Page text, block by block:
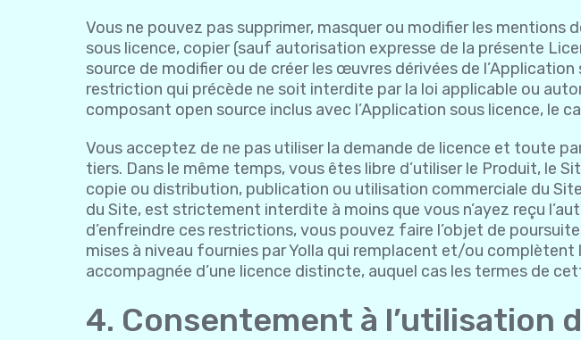
Vous ne pouvez pas supprimer, masquer ou modifier les
sous licence, copier (sauf autorisation expresse de la présente
source de modifier ou de créer les œuvres dérivées de
restriction qui précède ne soit interdite par la loi applicable ou
composant open source inclus avec l’Application sous licence, le
Vous acceptez de ne pas utiliser la demande de licence et toute
tiers. Dans le même temps, vous êtes libre d’utiliser le Produit, le
copie ou distribution, publication ou utilisation commerciale du
du Site, est strictement interdite à moins que vous n’ayez reçu
d’enfreindre ces restrictions, vous pouvez faire l’objet de
mises à niveau fournies par Yolla qui remplacent et/ou
accompagnée d’une licence distincte, auquel cas les termes de
4. Consentement à l’utilisation